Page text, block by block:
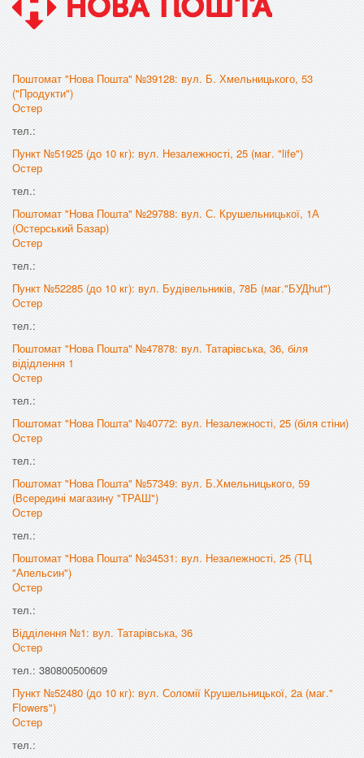
Поштомат "Нова Пошта" №39128: вул. Б. Хмельницького, 53
("Продукти")
Остер
тел.:
Пункт №51925 (до 10 кг): вул. Незалежності, 25 (маг. "life")
Остер
тел.:
Поштомат "Нова Пошта" №29788: вул. С. Крушельницької, 1А
(Остерський Базар)
Остер
тел.:
Пункт №52285 (до 10 кг): вул. Будівельників, 78Б (маг."БУДhut")
Остер
тел.:
Поштомат "Нова Пошта" №47878: вул. Татарівська, 36, біля
відідлення 1
Остер
тел.:
Поштомат "Нова Пошта" №40772: вул. Незалежності, 25 (біля стіни)
Остер
тел.:
Поштомат "Нова Пошта" №57349: вул. Б.Хмельницького, 59
(Всередині магазину "ТРАШ")
Остер
тел.:
Поштомат "Нова Пошта" №34531: вул. Незалежності, 25 (ТЦ
"Апельсин")
Остер
тел.:
Відділення №1: вул. Татарівська, 36
Остер
тел.: 380800500609
Пункт №52480 (до 10 кг): вул. Соломії Крушельницької, 2а (маг."
Flowers")
Остер
тел.: